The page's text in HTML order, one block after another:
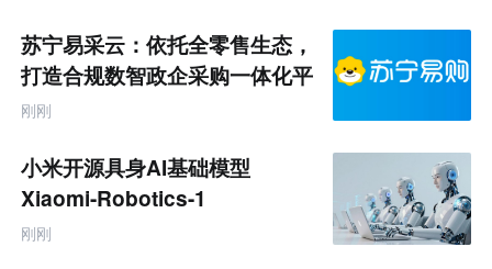
未
来
零
售
跨
境
商
产
业
互
联
网
苏宁易采云：依托全零售生态，
打造合规数智政企采购一体化平
台
刚刚
小米开源具身AI基础模型
Xiaomi-Robotics-1
刚刚